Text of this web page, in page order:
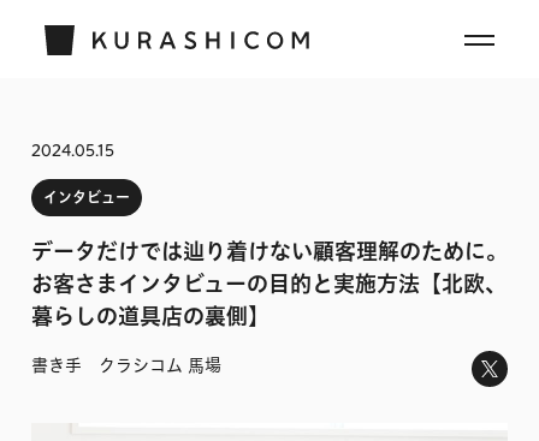
2024.05.15
インタビュー
データだけでは辿り着けない顧客理解のために。
お客さまインタビューの目的と実施方法【北欧、
暮らしの道具店の裏側】
書き手 クラシコム 馬場